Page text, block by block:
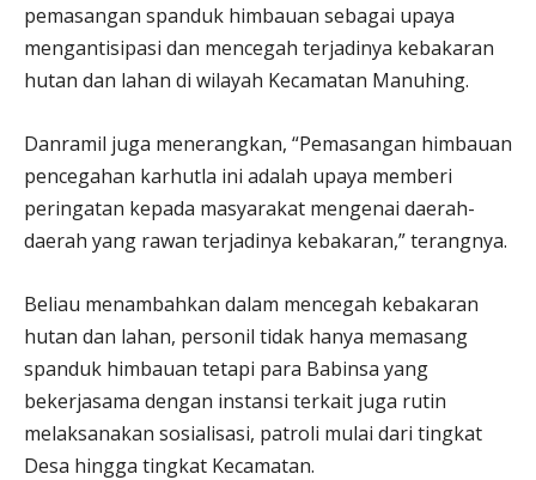
pemasangan spanduk himbauan sebagai upaya
mengantisipasi dan mencegah terjadinya kebakaran
hutan dan lahan di wilayah Kecamatan Manuhing.
Danramil juga menerangkan, “Pemasangan himbauan
pencegahan karhutla ini adalah upaya memberi
peringatan kepada masyarakat mengenai daerah-
daerah yang rawan terjadinya kebakaran,” terangnya.
Beliau menambahkan dalam mencegah kebakaran
hutan dan lahan, personil tidak hanya memasang
spanduk himbauan tetapi para Babinsa yang
bekerjasama dengan instansi terkait juga rutin
melaksanakan sosialisasi, patroli mulai dari tingkat
Desa hingga tingkat Kecamatan.